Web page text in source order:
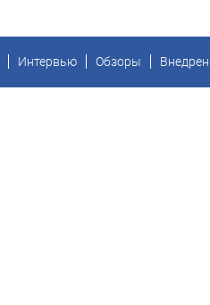
Интервью Обзоры